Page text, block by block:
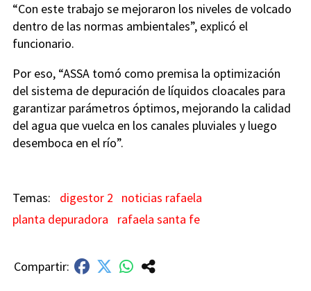
“Con este trabajo se mejoraron los niveles de volcado
dentro de las normas ambientales”, explicó el
funcionario.
Por eso, “ASSA tomó como premisa la optimización
del sistema de depuración de líquidos cloacales para
garantizar parámetros óptimos, mejorando la calidad
del agua que vuelca en los canales pluviales y luego
desemboca en el río”.
digestor 2
noticias rafaela
planta depuradora
rafaela santa fe